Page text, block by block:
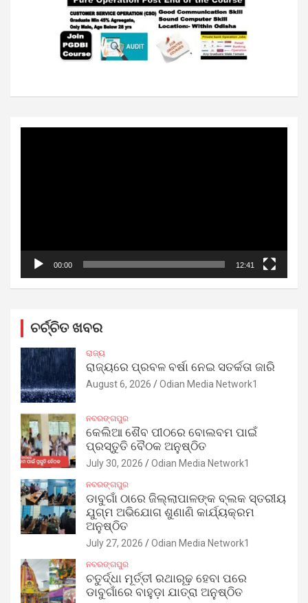
00:00 12:41
ଚର୍ଚ୍ଚିତ ଖବର
ରାଜ୍ୟ
ରାଜ୍ୟରେ ପ୍ରବଳ ବର୍ଷା ନେଇ ସତର୍କତା ଜାରି
August 6, 2026 Odian Media Network1
ନବରଙ୍ଗପୁର
କେଲିଆ ଶୈବ ପୀଠରେ ବୋଲବମ ପାଇଁ
ପ୍ରସ୍ତୁତି ବୈଠକ ଅନୁଷ୍ଠିତ
July 30, 2026 Odian Media Network1
ନବରଙ୍ଗପୁର
ଡାବୁଗାଁ ଠାରେ ଜିଲ୍ଲାପାଳଙ୍କ ବ୍ଲକ ସ୍ତରୀୟ
ଯୁଗ୍ମ ଅଭିଯୋଗ ଶୁଣାଣି କାର୍ଯ୍ୟକ୍ରମ
ଅନୁଷ୍ଠିତ
July 27, 2026 Odian Media Network1
ନବରଙ୍ଗପୁର
ଚତୁର୍ଦ୍ଧା ମୂର୍ତ୍ତୀ ରଥାରୂଢ଼ ହେବା ପରେ
ଡାବୁଗାଁରେ ବାହୁଡ଼ା ଯାତ୍ରା ଅନୁଷ୍ଠିତ